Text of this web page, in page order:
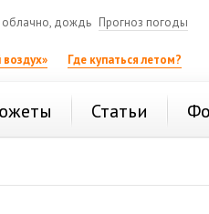
облачно, дождь Прогноз погоды
Где купаться летом?
Статьи